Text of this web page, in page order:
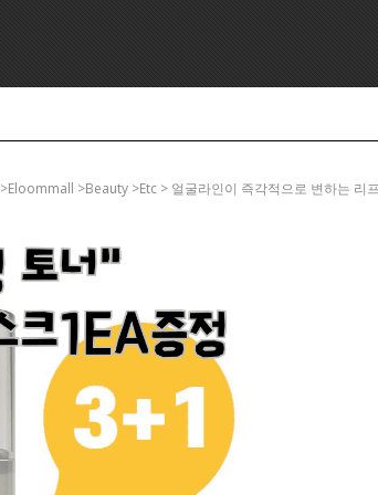
>eloommall >beauty >etc > 얼굴라인이 즉각적으로 변하는 리